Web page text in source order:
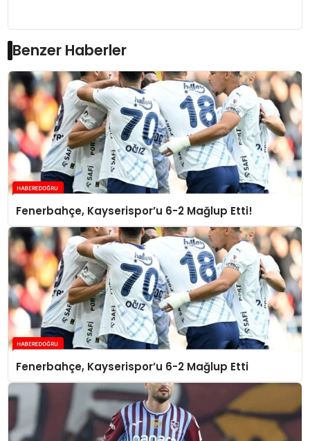
Benzer Haberler
Fenerbahçe, Kayserispor’u 6-2 Mağlup Etti!
Fenerbahçe, Kayserispor’u 6-2 Mağlup Etti